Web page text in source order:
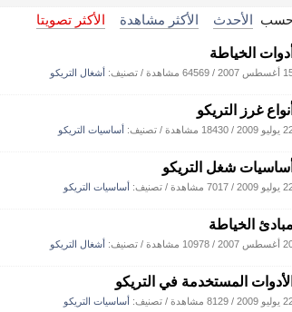
حسب الأحدث الأكثر مشاهدة الأكثر تصويتا
أدوات الخياطة
2007
/ 64569 مشاهدة / تصنيف: أشغال التريكو
أنواع غرز التريكو
2009
/ 18430 مشاهدة / تصنيف: أساسيات التريكو
أساسيات شغل التريكو
2009
/ 7017 مشاهدة / تصنيف: أساسيات التريكو
مبادئ الخياطة
2007
/ 10978 مشاهدة / تصنيف: أشغال التريكو
الأدوات المستخدمة في التريكو
2009
/ 8129 مشاهدة / تصنيف: أساسيات التريكو